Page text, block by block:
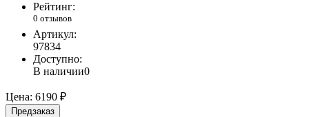
Рейтинг:
0 отзывов
Артикул:
97834
Доступно:
В наличии0
Цена: 6190 ₽
Предзаказ